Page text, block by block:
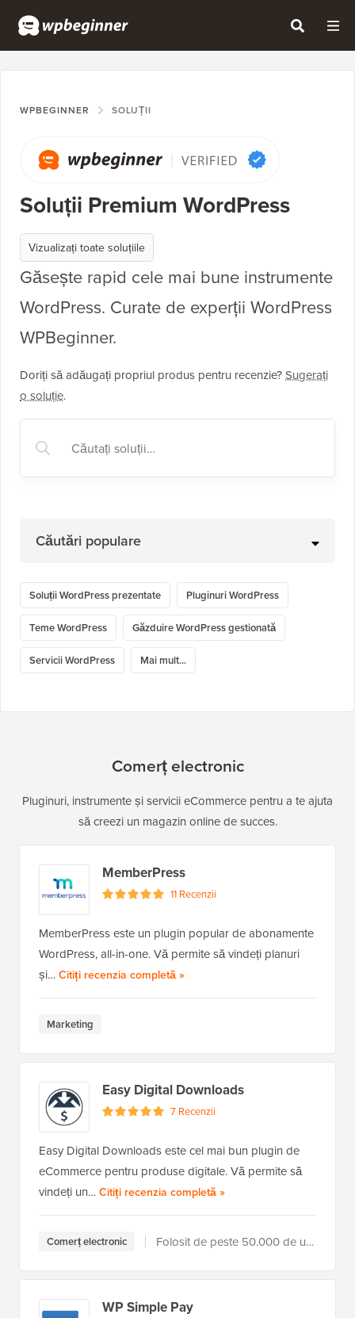
WPBEGINNER SOLUȚII
Soluții Premium WordPress
Vizualizați toate soluțiile
Găsește rapid cele mai bune instrumente
WordPress. Curate de experții WordPress
WPBeginner.
Doriți să adăugați propriul produs pentru recenzie?Sugerați
o soluție.
Căutări populare
Soluții WordPress prezentate Pluginuri WordPress
Teme WordPress Găzduire WordPress gestionată
Servicii WordPress Mai mult...
Comerț electronic
Pluginuri, instrumente și servicii eCommerce pentru a te ajuta
să creezi un magazin online de succes.
MemberPress
11 Recenzii
MemberPress este un plugin popular de abonamente
WordPress, all-in-one. Vă permite să vindeți planuri
și… Citiți recenzia completă a MemberPress
»
Marketing
Easy Digital Downloads
7 Recenzii
Easy Digital Downloads este cel mai bun plugin de
eCommerce pentru produse digitale. Vă permite să
vindeți un… Citiți recenzia completă a Easy Digital Downloads
»
Comerț electronic Folosit de peste 50.000 de utilizatori
WP Simple Pay